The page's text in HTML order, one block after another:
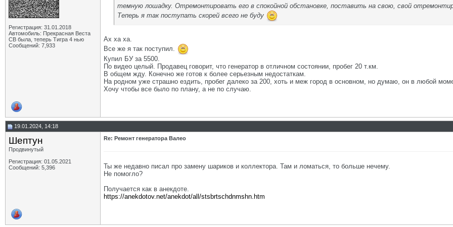
Регистрация: 31.01.2018
Автомобиль: Прекрасная Веста
СВ была, теперь Тигра 4 нью
Сообщений: 7,933
темную лошадку. Отремонтировать его в спокойной обстановке, поставить на свою, свой
Теперь я так поступать скорей всего не буду
Ах ха ха.
Все же я так поступил.
Купил БУ за 5500.
По видео целый. Продавец говорит, что генератор в отличном состоянии, пробег 20 т.км.
В общем жду. Конечно же готов к более серьезным недостаткам.
На родном уже страшно ездить, пробег далеко за 200, хоть и меж город в основном, но думаю, он в любой
Хочу чтобы все было по плану, а не по случаю.
19.01.2024, 14:18
Шептун
Продвинутый
Регистрация: 01.05.2021
Сообщений: 5,396
Re: Ремонт генератора Валео
Ты же недавно писал про замену шариков и коллектора. Там и ломаться, то больше нечему.
Не помогло?
Получается как в анекдоте.
https://anekdotov.net/anekdot/all/stsbrtschdnmshn.htm